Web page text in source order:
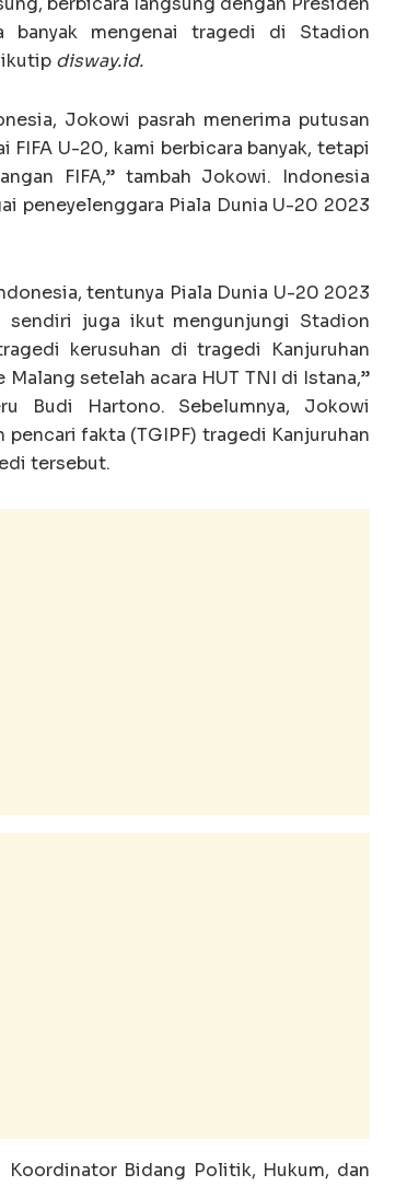
banyak mengenai tragedi di Stadion
disway.id.
Jokowi pasrah menerima putusan
FIFA U-20, kami berbicara banyak, tetapi
FIFA,” tambah Jokowi. Indonesia
peneyelenggara Piala Dunia U-20 2023
tentunya Piala Dunia U-20 2023
sendiri juga ikut mengunjungi Stadion
kerusuhan di tragedi Kanjuruhan
setelah acara HUT TNI di Istana,”
Budi Hartono. Sebelumnya, Jokowi
fakta (TGIPF) tragedi Kanjuruhan
tersebut.
Bidang Politik, Hukum, dan